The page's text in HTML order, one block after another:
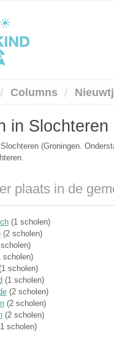
Columns
in Slochteren
(Groningen.
plaats in de
(1 scholen)
(2 scholen)
scholen)
scholen)
(1 scholen)
(2 scholen)
(2 scholen)
(2 scholen)
scholen)